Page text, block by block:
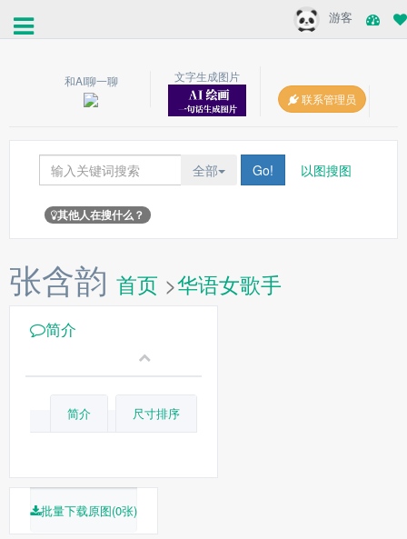
游客
和AI聊一聊
文字生成图片
联系管理员
全部 Go! 以图搜图
其他人在搜什么？
张含韵 首页 >华语女歌手
简介
简介 尺寸排序
批量下载原图(0张)